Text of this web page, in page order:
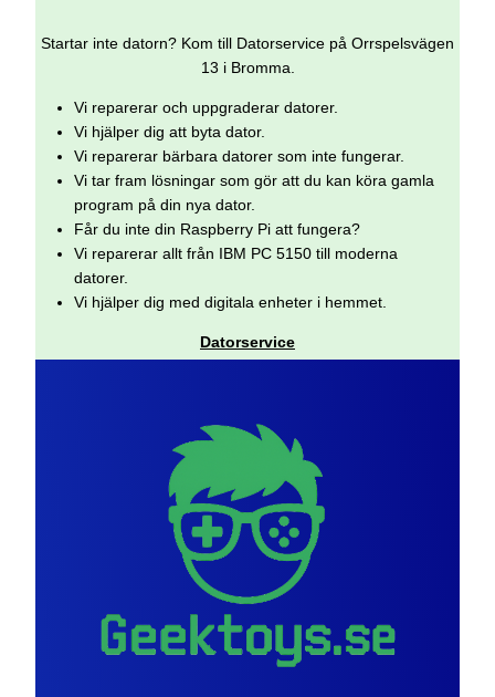
Startar inte datorn? Kom till Datorservice på Orrspelsvägen
13 i Bromma.
Vi reparerar och uppgraderar datorer.
Vi hjälper dig att byta dator.
Vi reparerar bärbara datorer som inte fungerar.
Vi tar fram lösningar som gör att du kan köra gamla
program på din nya dator.
Får du inte din Raspberry Pi att fungera?
Vi reparerar allt från IBM PC 5150 till moderna
datorer.
Vi hjälper dig med digitala enheter i hemmet.
Datorservice